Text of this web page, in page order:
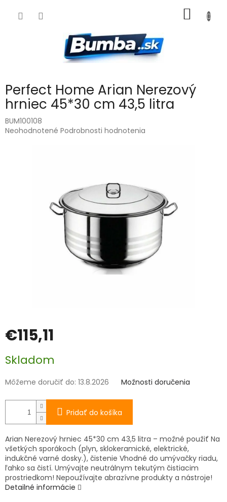
KOŠÍK
Perfect Home Arian Nerezový
hrniec 45*30 cm 43,5 litra
BUM100108
Priemerné
Neohodnotené Podrobnosti hodnotenia
€115,11
cena:
Skladom
Môžeme doručiť do: 13.8.2026 Možnosti doručenia
Pridať do košíka
Arian Nerezový hrniec 45*30 cm 43,5 litra – možné použiť Na
všetkých sporákoch (plyn, sklokeramické, elektrické,
indukčné varné dosky.), čistenie Vhodné do umývačky riadu,
ľahko sa čistí. Umývajte neutrálnym tekutým čistiacim
prostriedkom! Nepoužívajte abrazívne produkty a nástroje!
Detailné informácie